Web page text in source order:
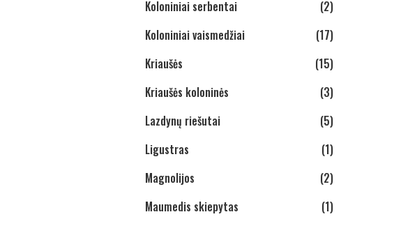
Koloniniai serbentai
(2)
Koloniniai vaismedžiai
(17)
Kriaušės
(15)
Kriaušės koloninės
(3)
Lazdynų riešutai
(5)
Ligustras
(1)
Magnolijos
(2)
Maumedis skiepytas
(1)